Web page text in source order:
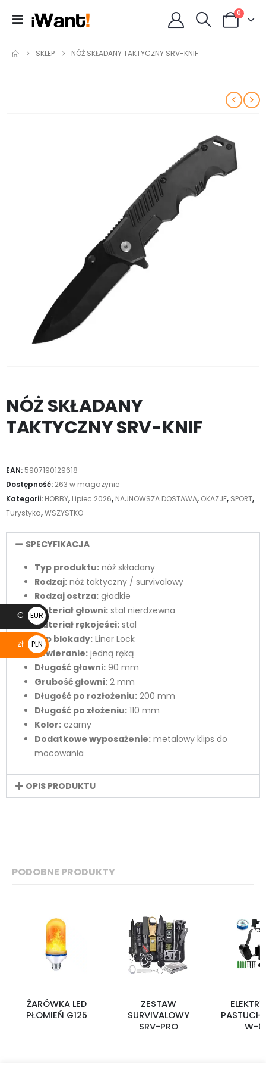
0
SKLEP NÓŻ SKŁADANY TAKTYCZNY SRV-KNIF
NÓŻ SKŁADANY
TAKTYCZNY SRV-KNIF
EAN: 5907190129618
Dostępność: 263 w magazynie
Kategorii: HOBBY, Lipiec 2026, NAJNOWSZA DOSTAWA, OKAZJE, SPORT,
Turystyka,WSZYSTKO
SPECYFIKACJA
Typ produktu: nóż składany
Rodzaj: nóż taktyczny / survivalowy
Rodzaj ostrza: gładkie
Materiał głowni: stal nierdzewna
Materiał rękojeści: stal
Typ blokady: Liner Lock
Otwieranie: jedną ręką
Długość głowni: 90 mm
Grubość głowni: 2 mm
Długość po rozłożeniu: 200 mm
Długość po złożeniu: 110 mm
Kolor: czarny
Dodatkowe wyposażenie: metalowy klips do
mocowania
OPIS PRODUKTU
PODOBNE PRODUKTY
ŻARÓWKA LED
PŁOMIEŃ G125
ZESTAW
SURVIVALOWY
SRV-PRO
PASTUCH
W-
€
EUR
€
zł
PLN
zł